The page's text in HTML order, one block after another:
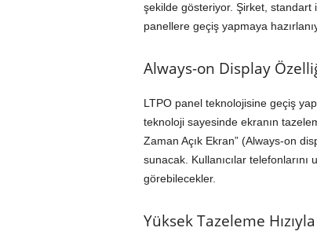
şekilde gösteriyor. Şirket, standart
panellere geçiş yapmaya
Always-on Display
LTPO panel teknolojisine geçiş
teknoloji sayesinde ekranın
Zaman Açık Ekran” (Always-on
sunacak. Kullanıcılar
görebilecekler.
Yüksek Tazeleme